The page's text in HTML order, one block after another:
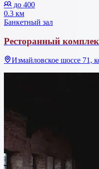
до 400
0.3 км
Банкетный зал
Ресторанный
Измайловское шоссе 71,